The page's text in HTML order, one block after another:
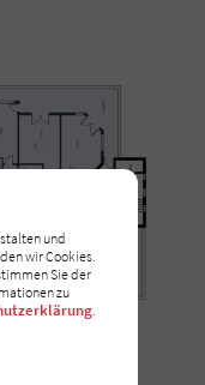
und
wir Cookies.
Sie der
zu
.